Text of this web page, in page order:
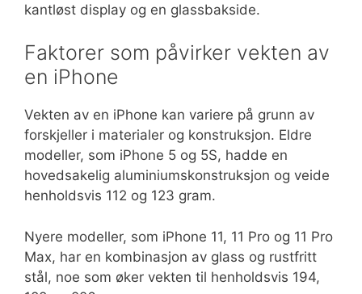
kantløst display og en glassbakside.
Faktorer som påvirker vekten av
en iPhone
Vekten av en iPhone kan variere på grunn av
forskjeller i materialer og konstruksjon. Eldre
modeller, som iPhone 5 og 5S, hadde en
hovedsakelig aluminiumskonstruksjon og veide
henholdsvis 112 og 123 gram.
Nyere modeller, som iPhone 11, 11 Pro og 11 Pro
Max, har en kombinasjon av glass og rustfritt
stål, noe som øker vekten til henholdsvis 194,